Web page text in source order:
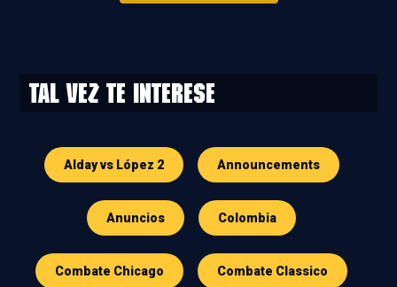
Tal vez te interese
Alday vs López 2 Announcements
Anuncios Colombia
Combate Chicago Combate Classico